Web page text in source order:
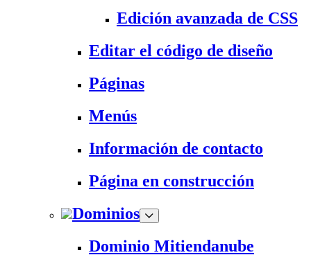
Edición avanzada de CSS
Editar el código de diseño
Páginas
Menús
Información de contacto
Página en construcción
Dominios
Dominio Mitiendanube